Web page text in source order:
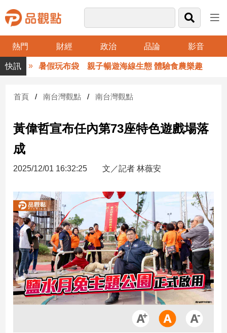
熱門 財經 政治 品論 影音
品
觀
財
台
財
新
產
經/
股
市
房
地
產
品
暑假玩布袋 親子暢遊海線生態 體驗食農樂趣
首頁 南台灣觀點 南台灣觀點
黃偉哲宣布任內第73座特色遊戲場落
成
2025/12/01 16:32:25 文／記者 林薇安